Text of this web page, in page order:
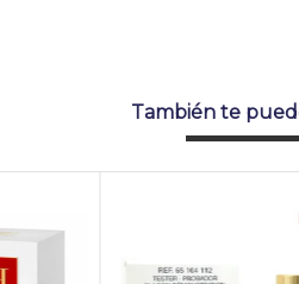
También te